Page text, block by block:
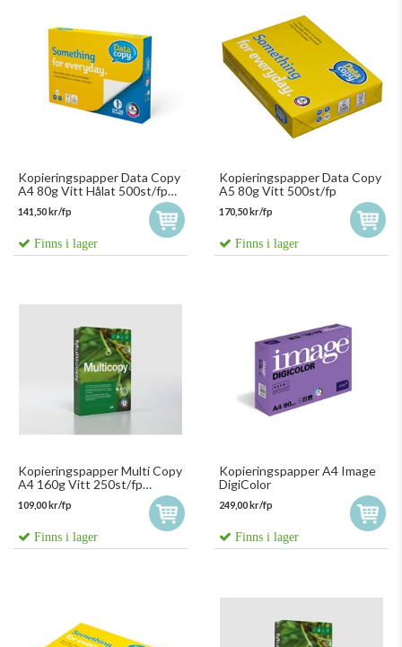
Kopieringspapper Data Copy
A4 80g Vitt Hålat 500st/fp
1728510
141,50 kr/fp
Finns i lager
Kopieringspapper Data Copy
A5 80g Vitt 500st/fp
170,50 kr/fp
Finns i lager
Kopieringspapper Multi Copy
A4 160g Vitt 250st/fp
5fp/krt 157160
109,00 kr/fp
Finns i lager
Kopieringspapper A4 Image
DigiColor
249,00 kr/fp
Finns i lager